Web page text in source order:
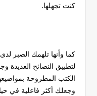
كنت تجهلها.
كما وأنها تلهمك الصبر
لتطبيق النصائح العديدة
الكتب المطروحة
وجعلك أكثر فاعلية في